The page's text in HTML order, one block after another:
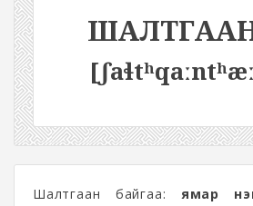
Шалтгаан байгаа: ямар